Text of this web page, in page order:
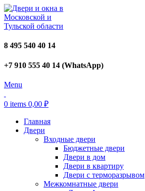
8 495 540 40 14
+7 910 555 40 14 (WhatsApp)
Menu
0 items 0,00 ₽
Главная
Двери
Входные двери
Бюджетные двери
Двери в дом
Двери в квартиру
Двери с терморазрывом
Межкомнатные двери